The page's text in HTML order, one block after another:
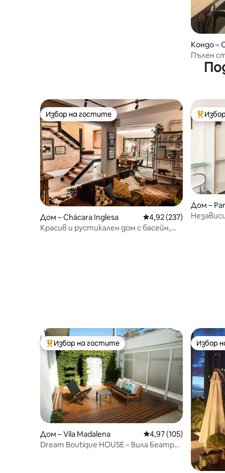
Кондо –
Пълен
Caneca
Избор на гостите
Избор на гостите
Дом – Chácara Inglesa Средна оценка: 4,92
4,92 (237)
Красив и рустикален дом с басейн,
Най-
Дом –
Най-популярен избор на гостите
Избор на гостите
Дом – Vila Madalena Средна оценка: 4,97
4,97 (105)
Dream Boutique HOUSE – Вила Беатрис
Избор
Избор